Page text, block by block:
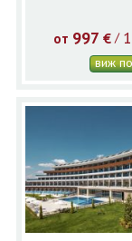
от 997 €/
виж